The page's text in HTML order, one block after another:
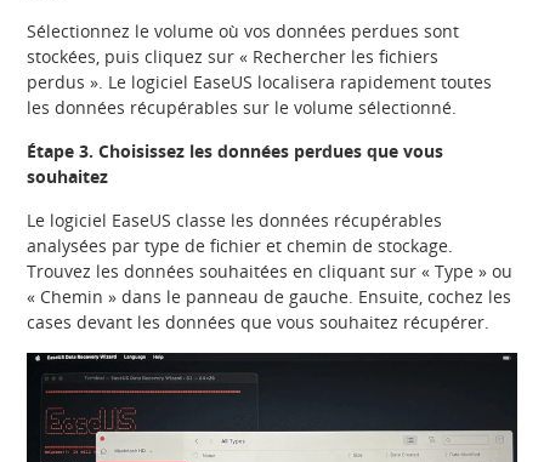
Sélectionnez le volume où vos données perdues sont
stockées, puis cliquez sur « Rechercher les fichiers
perdus ». Le logiciel EaseUS localisera rapidement toutes
les données récupérables sur le volume sélectionné.
Étape 3. Choisissez les données perdues que vous
souhaitez
Le logiciel EaseUS classe les données récupérables
analysées par type de fichier et chemin de stockage.
Trouvez les données souhaitées en cliquant sur « Type » ou
« Chemin » dans le panneau de gauche. Ensuite, cochez les
cases devant les données que vous souhaitez récupérer.